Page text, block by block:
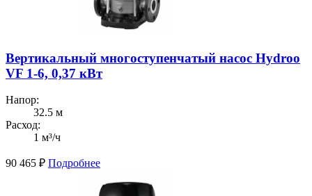
Вертикальный многоступенчатый насос Hydroo
VF 1-6, 0,37 кВт
Напор:
32.5 м
Расход:
1 м³/ч
90 465 ₽ Подробнее